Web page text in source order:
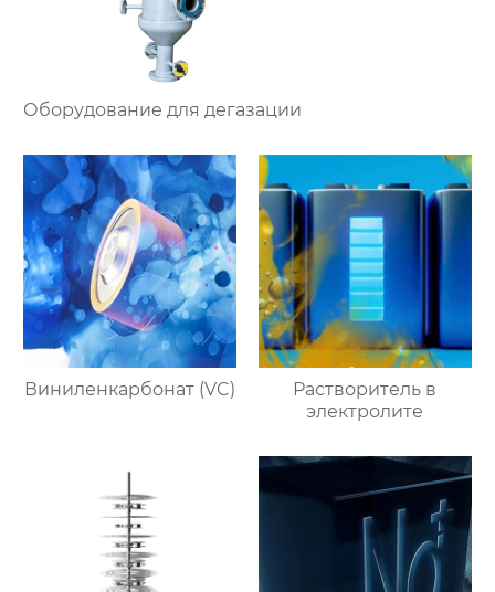
Оборудование для дегазации
Виниленкарбонат (VC)
Растворитель в
электролите